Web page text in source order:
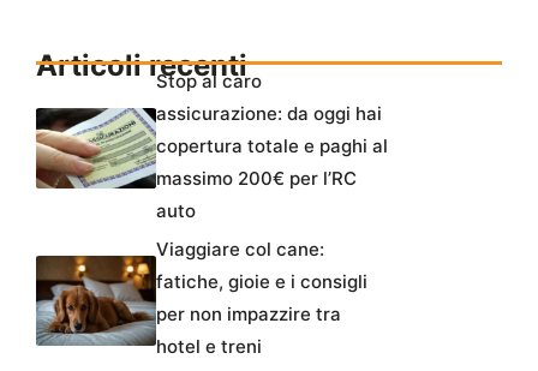
Articoli recenti
Stop al caro
assicurazione: da oggi hai
copertura totale e paghi al
massimo 200€ per l’RC
auto
Viaggiare col cane:
fatiche, gioie e i consigli
per non impazzire tra
hotel e treni